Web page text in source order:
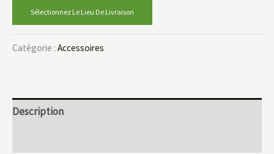
Sélectionnez Le Lieu De Livraison
Catégorie : Accessoires
Description